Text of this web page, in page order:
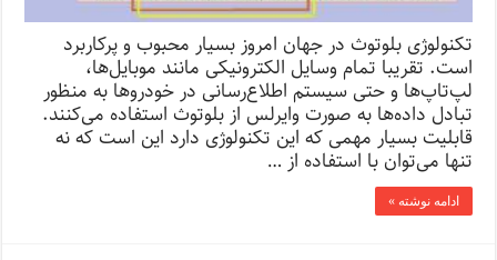
تکنولوژی بلوتوث در جهان امروز بسیار محبوب و پرکاربرد
است. تقریبا تمام وسایل الکترونیکی مانند موبایل‌ها،
لپ‌تاپ‌ها و حتی سیستم اطلاع‌رسانی در خودروها به منظور
تبادل داده‌ها به صورت وایرلس از بلوتوث استفاده می‌کنند.
قابلیت بسیار مهمی که این تکنولوژی دارد این است که نه
تنها می‌توان با استفاده از …
ادامه نوشته »